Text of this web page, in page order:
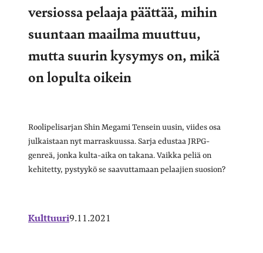
versiossa pelaaja päättää, mihin
suuntaan maailma muuttuu,
mutta suurin kysymys on, mikä
on lopulta oikein
Roolipelisarjan Shin Megami Tensein uusin, viides osa
julkaistaan nyt marraskuussa. Sarja edustaa JRPG-
genreä, jonka kulta-aika on takana. Vaikka peliä on
kehitetty, pystyykö se saavuttamaan pelaajien suosion?
Kulttuuri9.11.2021